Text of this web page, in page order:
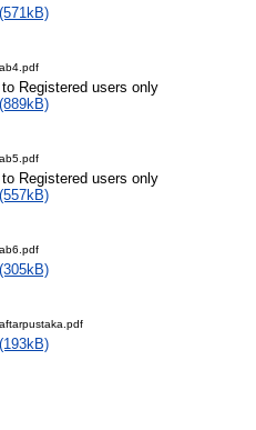
Registered users only
Registered users only